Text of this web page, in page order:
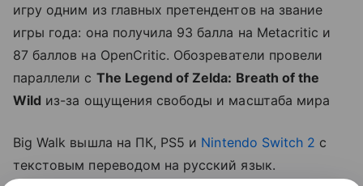
игру одним из главных претендентов на звание
игры года: она получила 93 балла на Metacritic и
87 баллов на OpenCritic. Обозреватели провели
параллели с The Legend of Zelda: Breath of the
Wild из-за ощущения свободы и масштаба мира
Big Walk вышла на ПК, PS5 и Nintendo Switch 2 с
текстовым переводом на русский язык.